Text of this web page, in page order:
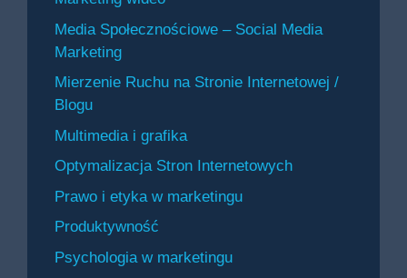
Media Społecznościowe – Social Media
Marketing
Mierzenie Ruchu na Stronie Internetowej /
Blogu
Multimedia i grafika
Optymalizacja Stron Internetowych
Prawo i etyka w marketingu
Produktywność
Psychologia w marketingu